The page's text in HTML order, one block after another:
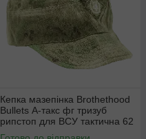
Кепка мазепінка Brothethood
Bullets А-такс фг тризуб
рипстоп для ВСУ тактична 62